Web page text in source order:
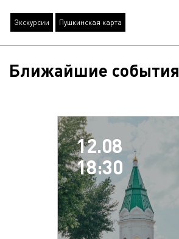
Экскурсии Пушкинская карта
Ближайшие события
12.08
18:30